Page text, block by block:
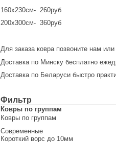
160х230см- 260руб
200х300см- 360руб
Для заказа ковра позвоните нам
Доставка по Минску бесплатно
Доставка по Беларуси быстро
Фильтр
Ковры по группам
Ковры по группам
Современные
Короткий ворс до 10мм